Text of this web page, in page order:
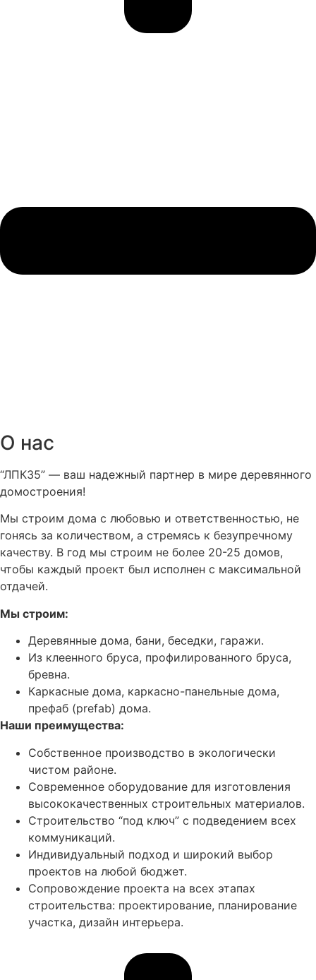
О нас
“ЛПК35” — ваш надежный партнер в мире деревянного
домостроения!
Мы строим дома с любовью и ответственностью, не
гонясь за количеством, а стремясь к безупречному
качеству. В год мы строим не более 20-25 домов,
чтобы каждый проект был исполнен с максимальной
отдачей.
Мы строим:
Деревянные дома, бани, беседки, гаражи.
Из клеенного бруса, профилированного бруса,
бревна.
Каркасные дома, каркасно-панельные дома,
префаб (prefab) дома.
Наши преимущества:
Собственное производство в экологически
чистом районе.
Современное оборудование для изготовления
высококачественных строительных материалов.
Строительство “под ключ” с подведением всех
коммуникаций.
Индивидуальный подход и широкий выбор
проектов на любой бюджет.
Сопровождение проекта на всех этапах
строительства: проектирование, планирование
участка, дизайн интерьера.